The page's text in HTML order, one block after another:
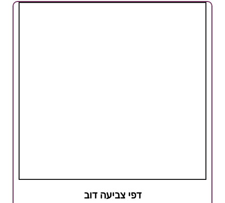
דפי צביעה דוב